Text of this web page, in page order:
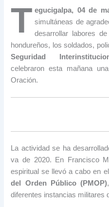
T egucigalpa, 04 de
simultáneas de
desarrollar labores
hondureños, los soldados,
Seguridad
celebraron esta mañana
Oración.
La actividad se ha
va de 2020. En Francisco
espiritual se llevó a cabo en
del Orden Público (PMOP)
diferentes instancias militares